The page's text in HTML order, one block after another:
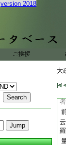
version 2018
ご挨拶
大